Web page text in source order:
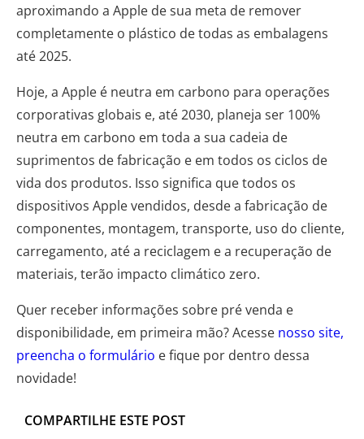
aproximando a Apple de sua meta de remover
completamente o plástico de todas as embalagens
até 2025.
Hoje, a Apple é neutra em carbono para operações
corporativas globais e, até 2030, planeja ser 100%
neutra em carbono em toda a sua cadeia de
suprimentos de fabricação e em todos os ciclos de
vida dos produtos. Isso significa que todos os
dispositivos Apple vendidos, desde a fabricação de
componentes, montagem, transporte, uso do cliente,
carregamento, até a reciclagem e a recuperação de
materiais, terão impacto climático zero.
Quer receber informações sobre pré venda e
disponibilidade, em primeira mão? Acesse nosso site,
preencha o formulário e fique por dentro dessa
novidade!
COMPARTILHE ESTE POST